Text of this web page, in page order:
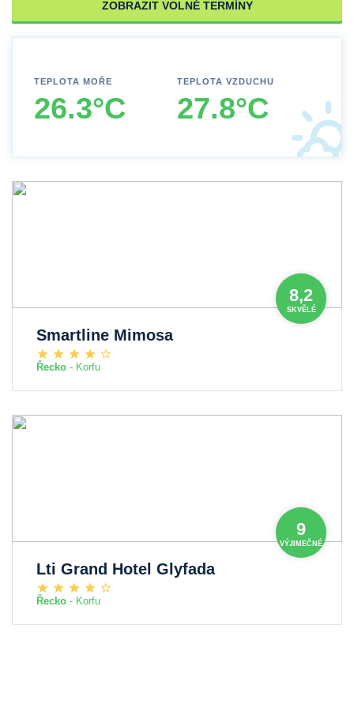
ZOBRAZIT VOLNÉ TERMÍNY
TEPLOTA MOŘE
26.3°C
TEPLOTA VZDUCHU
27.8°C
8,2
SKVĚLÉ
Smartline Mimosa
Řecko - Korfu
9
VÝJIMEČNÉ
Lti Grand Hotel Glyfada
Řecko - Korfu